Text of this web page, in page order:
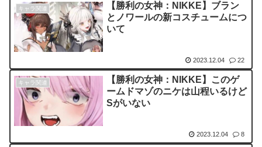
キャラ関連
【勝利の女神：NIKKE】ブラン
とノワールの新コスチュームにつ
いて
2023.12.04 22
キャラ関連
【勝利の女神：NIKKE】このゲ
ームドマゾのニケは山程いるけど
Sがいない
2023.12.04 8